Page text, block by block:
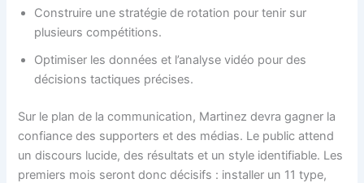
Construire une stratégie de rotation pour tenir sur
plusieurs compétitions.
Optimiser les données et l’analyse vidéo pour des
décisions tactiques précises.
Sur le plan de la communication, Martinez devra gagner la
confiance des supporters et des médias. Le public attend
un discours lucide, des résultats et un style identifiable. Les
premiers mois seront donc décisifs : installer un 11 type,